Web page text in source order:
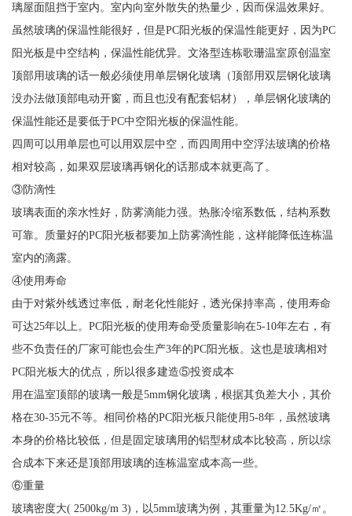
璃屋面阻挡于室内。室内向室外散失的热量少，因而保温效果好。
虽然玻璃的保温性能很好，但是PC阳光板的保温性能更好，因为PC
阳光板是中空结构，保温性能优异。文洛型连栋歌珊温室原创温室
顶部用玻璃的话一般必须使用单层钢化玻璃（顶部用双层钢化玻璃
没办法做顶部电动开窗，而且也没有配套铝材），单层钢化玻璃的
保温性能还是要低于PC中空阳光板的保温性能。
四周可以用单层也可以用双层中空，而四周用中空浮法玻璃的价格
相对较高，如果双层玻璃再钢化的话那成本就更高了。
③防滴性
玻璃表面的亲水性好，防雾滴能力强。热胀冷缩系数低，结构系数
可靠。质量好的PC阳光板都要加上防雾滴性能，这样能降低连栋温
室内的滴露。
④使用寿命
由于对紫外线透过率低，耐老化性能好，透光保持率高，使用寿命
可达25年以上。PC阳光板的使用寿命受质量影响在5-10年左右，有
些不负责任的厂家可能也会生产3年的PC阳光板。这也是玻璃相对
PC阳光板大的优点，所以很多建造⑤投资成本
用在温室顶部的玻璃一般是5mm钢化玻璃，根据其负差大小，其价
格在30-35元不等。相同价格的PC阳光板只能使用5-8年，虽然玻璃
本身的价格比较低，但是固定玻璃用的铝型材成本比较高，所以综
合成本下来还是顶部用玻璃的连栋温室成本高一些。
⑥重量
玻璃密度大( 2500kg/m 3)，以5mm玻璃为例，其重量为12.5Kg/㎡。